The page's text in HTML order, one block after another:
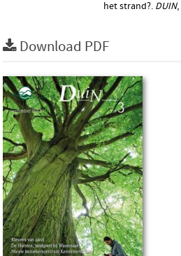
het strand?. DUIN,
Download PDF